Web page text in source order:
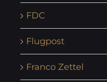
FDC
Flugpost
Franco Zettel